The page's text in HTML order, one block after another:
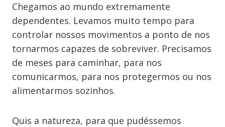
Chegamos ao mundo extremamente
dependentes. Levamos muito tempo para
controlar nossos movimentos a ponto de nos
tornarmos capazes de sobreviver. Precisamos
de meses para caminhar, para nos
comunicarmos, para nos protegermos ou nos
alimentarmos sozinhos.
Quis a natureza, para que pudéssemos